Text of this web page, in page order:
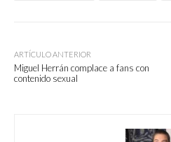
ARTÍCULO ANTERIOR
Miguel Herrán complace a fans con
contenido sexual